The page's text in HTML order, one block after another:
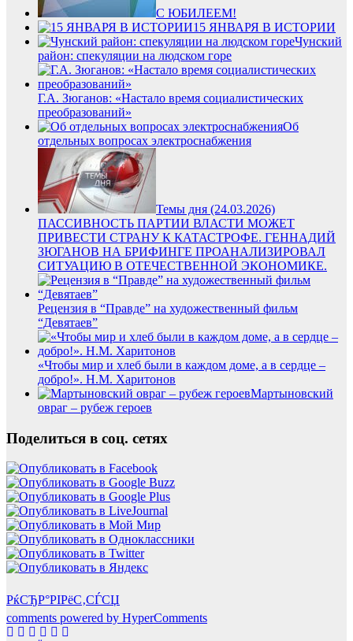
С ЮБИЛЕЕМ!
15 ЯНВАРЯ В ИСТОРИИ
Чунский
район: спекуляции на людском горе
Г.А. Зюганов: «Настало время социалистических
преобразований»
Об
отдельных вопросах электроснабжения
Темы дня (24.03.2026)
ПАССИВНОСТЬ ПАРТИИ ВЛАСТИ МОЖЕТ
ПРИВЕСТИ СТРАНУ К КАТАСТРОФЕ. ГЕННАДИЙ
ЗЮГАНОВ НА БРИФИНГЕ ПРОАНАЛИЗИРОВАЛ
СИТУАЦИЮ В ОТЕЧЕСТВЕННОЙ ЭКОНОМИКЕ.
Рецензия в “Правде” на художественный фильм
“Девятаев”
«Чтобы мир и хлеб были в каждом доме, а в сердце –
добро!». Н.М. Харитонов
Мартыновский
овраг – рубеж героев
Поделиться в соц. сетях
РќСЂР°РІРёС‚СЃСЏ
comments powered by HyperComments